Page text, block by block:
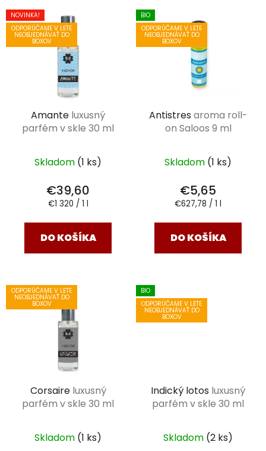
V
ý
NOVINKA!
ODPORÚČAME V LETE
NEOBJEDNÁVAŤ DO
BOXOV
Amante luxusný
parfém v skle 30 ml
Skladom (1 ks)
€39,60
Jednotková
€1 320 / 1 l
DO KOŠÍKA
BIO
ODPORÚČAME V LETE
NEOBJEDNÁVAŤ DO
BOXOV
Antistres aroma roll-
on Saloos 9 ml
Skladom (1 ks)
€5,65
Jednotková
€627,78 / 1 l
DO KOŠÍKA
ODPORÚČAME V LETE
NEOBJEDNÁVAŤ DO
BOXOV
Corsaire luxusný
parfém v skle 30 ml
Skladom (1 ks)
BIO
ODPORÚČAME V LETE
NEOBJEDNÁVAŤ DO
BOXOV
Indický lotos luxusný
parfém v skle 30 ml
Skladom (2 ks)